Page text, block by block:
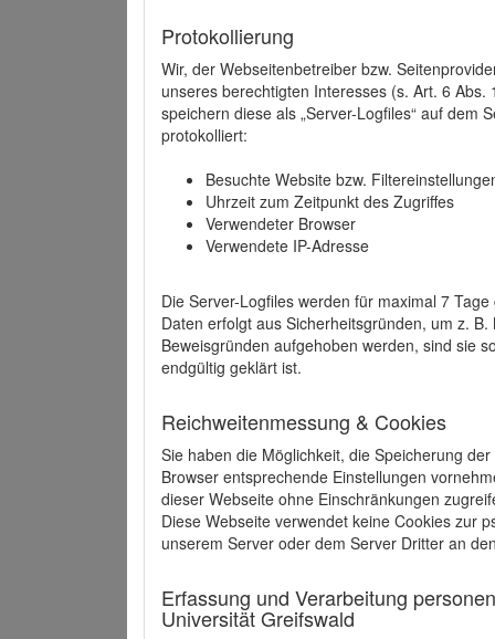
Protokollierung
Wir, der Webseitenbetreiber bzw.
unseres berechtigten Interesses (s. Art. 6
speichern diese als „Server-Logfiles“ auf dem
protokolliert:
Besuchte Website bzw.
Uhrzeit zum Zeitpunkt des Zugriffes
Verwendeter Browser
Verwendete IP-Adresse
Die Server-Logfiles werden für maximal 7
Daten erfolgt aus Sicherheitsgründen, um z.
Beweisgründen aufgehoben werden, sind sie
endgültig geklärt ist.
Reichweitenmessung & Cookies
Sie haben die Möglichkeit, die Speicherung
Browser entsprechende Einstellungen
dieser Webseite ohne Einschränkungen
Diese Webseite verwendet keine Cookies zur
unserem Server oder dem Server Dritter an
Erfassung und Verarbeitung
Universität Greifswald